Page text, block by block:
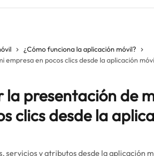
¿Cómo funciona la aplicación móvil?
empresa en pocos clics desde la aplicación
la presentación de
clics desde la
servicios y atributos desde la aplicación